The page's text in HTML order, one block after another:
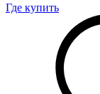
Где купить